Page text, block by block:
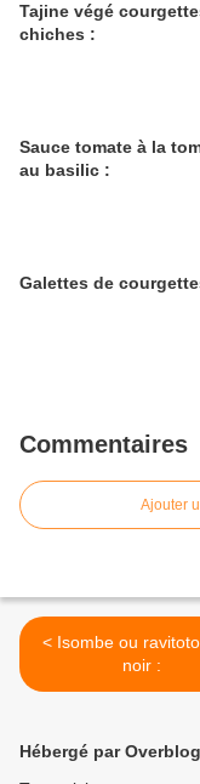
Tajine végé
chiches :
Sauce tomate à la
au basilic :
Galettes de
Commentaires
Ajouter
< Isombe ou ravitoto et riz
noir :
Hébergé par Overblog